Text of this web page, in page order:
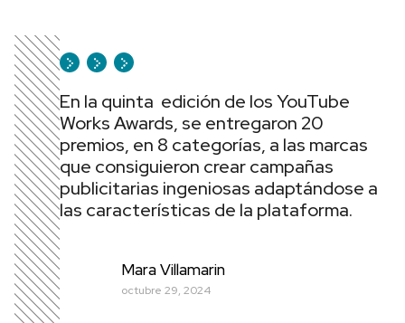
En la quinta edición de los YouTube
Works Awards, se entregaron 20
premios, en 8 categorías, a las marcas
que consiguieron crear campañas
publicitarias ingeniosas adaptándose a
las características de la plataforma.
Mara Villamarin
octubre 29, 2024